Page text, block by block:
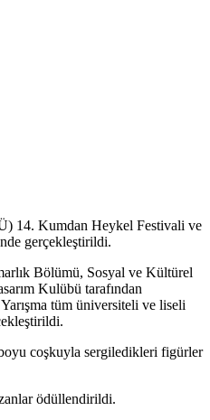
14. Kumdan Heykel Festivali ve
gerçekleştirildi.
Bölümü, Sosyal ve Kültürel
Kulübü tarafından
tüm üniversiteli ve liseli
coşkuyla sergiledikleri figürler
ödüllendirildi.